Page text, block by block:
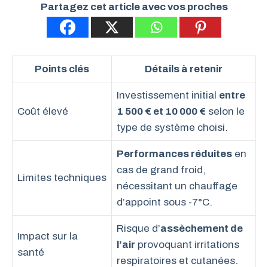
Partagez cet article avec vos proches
Points clés Détails à retenir
Coût élevé
Investissement initial entre
1 500 € et 10 000 € selon le
type de système choisi.
Limites techniques
Performances réduites en
cas de grand froid,
nécessitant un chauffage
d’appoint sous -7°C.
Impact sur la
santé
Risque d’assèchement de
l’air provoquant irritations
respiratoires et cutanées.